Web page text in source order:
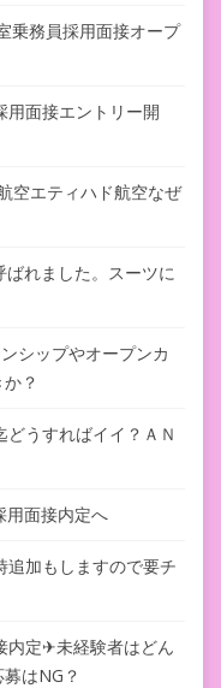
乗務員採用面接オープ
用面接エントリー開
空エティハド航空なぜ
れました。スーツに
シップやオープンカ
？
うすればイイ？ＡＮ
用面接内定へ
追加もしますので要チ
内定✈未経験者はどん
はNG？